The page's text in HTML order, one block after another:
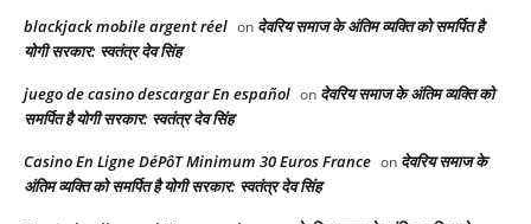
blackjack mobile argent réel on देवरिय समाज के अंतिम व्यक्ति को समर्पित है
योगी सरकार: स्वतंत्र देव सिंह
juego de casino descargar En español on देवरिय समाज के अंतिम व्यक्ति को
समर्पित है योगी सरकार: स्वतंत्र देव सिंह
Casino En Ligne DéPôT Minimum 30 Euros France on देवरिय समाज के
अंतिम व्यक्ति को समर्पित है योगी सरकार: स्वतंत्र देव सिंह